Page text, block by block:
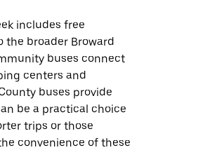
includes free
the broader Broward
buses connect
centers and
buses provide
be a practical choice
trips or those
convenience of these